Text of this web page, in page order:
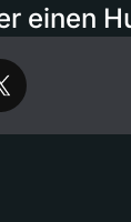
einen